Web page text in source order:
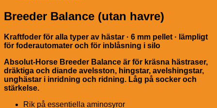
Breeder Balance (utan havre)
Kraftfoder för alla typer av hästar · 6 mm pellet · lämpligt
för foderautomater och för inblåsning i silo
Absolut-Horse Breeder Balance är för kräsna hästraser,
dräktiga och diande avelsston, hingstar, avelshingstar,
unghästar i inridning och ridning. Låg på socker och
stärkelse.
Rik på essentiella aminosyror